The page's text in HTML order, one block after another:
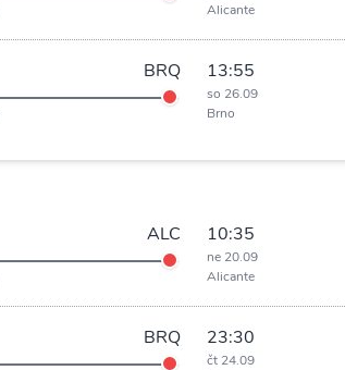
Alicante
BRQ 13:55
so 26.09
Brno
ALC 10:35
ne 20.09
Alicante
BRQ 23:30
čt 24.09